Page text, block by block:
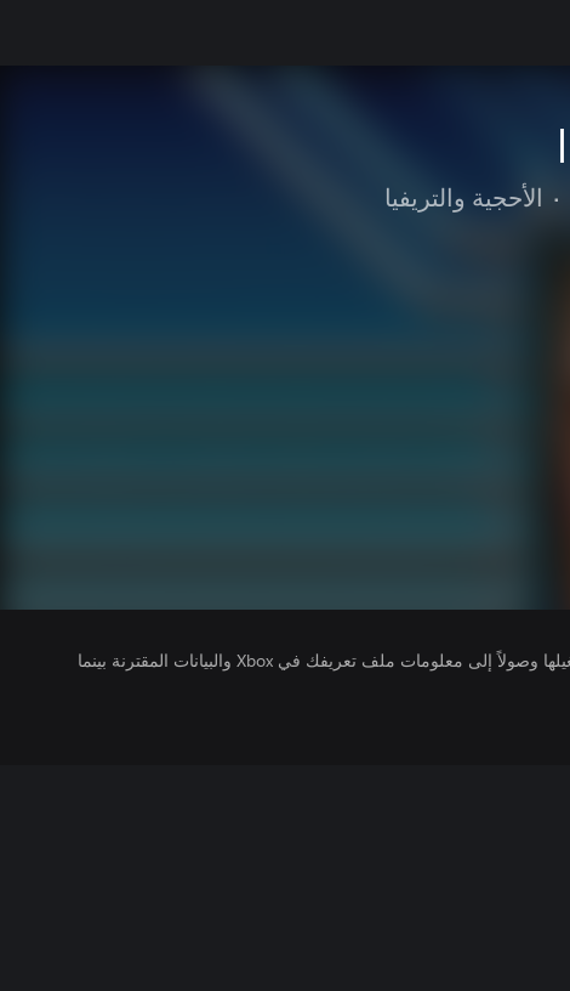
• الأحجية والتريفيا
يتلقى ناشرو الألعاب التي تقوم بتشغيلها وصولاً إلى معلومات ملف تعريفك في Xbox والبيانات المقترنة بينما